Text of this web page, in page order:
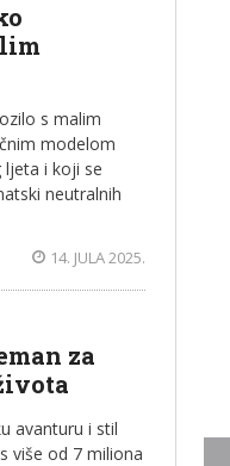
s malim
modelom
ljeta i koji se
neutralnih
14. JULA 2025.
za
avanturu i stil
više od 7 miliona